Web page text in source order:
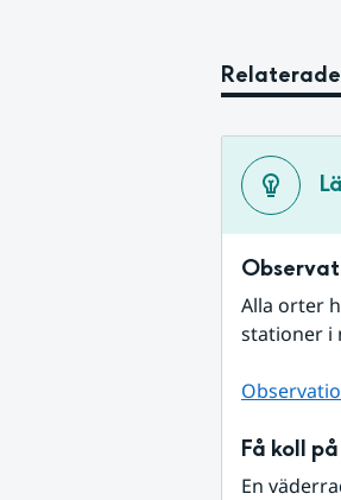
Alla orter
stationer i
Få koll
En